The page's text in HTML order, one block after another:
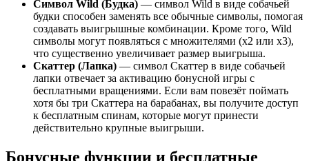
Символ Wild (Будка) — символ Wild в виде собачьей
будки способен заменять все обычные символы, помогая
создавать выигрышные комбинации. Кроме того, Wild
символы могут появляться с множителями (х2 или х3),
что существенно увеличивает размер выигрыша.
Скаттер (Лапка) — символ Скаттер в виде собачьей
лапки отвечает за активацию бонусной игры с
бесплатными вращениями. Если вам повезёт поймать
хотя бы три Скаттера на барабанах, вы получите доступ
к бесплатным спинам, которые могут принести
действительно крупные выигрыши.
Бонусные функции и бесплатные